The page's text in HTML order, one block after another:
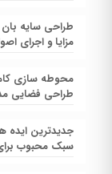
طراحی سایه بان
مزایا و اجرای
محوطه سازی
طراحی فضایی
سبک محبوب